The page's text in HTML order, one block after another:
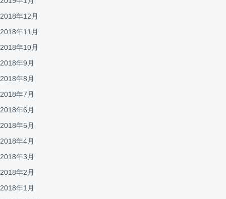
2018年12月
2018年11月
2018年10月
2018年9月
2018年8月
2018年7月
2018年6月
2018年5月
2018年4月
2018年3月
2018年2月
2018年1月